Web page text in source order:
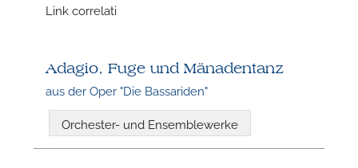
Link correlati
Adagio, Fuge und Mänadentanz
aus der Oper "Die Bassariden"
Orchester- und Ensemblewerke